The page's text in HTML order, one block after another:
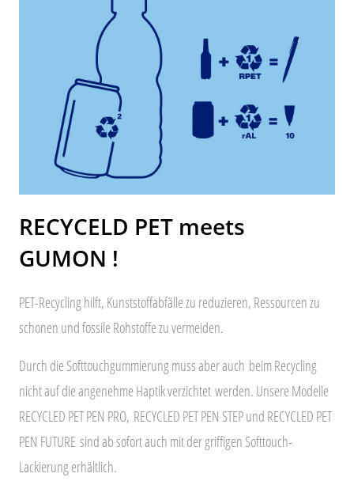
RECYCELD PET meets
GUMON !
PET-Recycling hilft, Kunststoffabfälle zu reduzieren, Ressourcen zu
schonen und fossile Rohstoffe zu vermeiden.
Durch die Softtouchgummierung muss aber auch beim Recycling
nicht auf die angenehme Haptik verzichtet werden. Unsere Modelle
RECYCLED PET PEN PRO, RECYCLED PET PEN STEP und RECYCLED PET
PEN FUTURE sind ab sofort auch mit der griffigen Softtouch-
Lackierung erhältlich.